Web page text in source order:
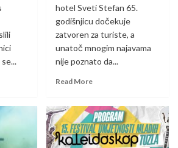
hotel Sveti Stefan 65.
godišnjicu dočekuje
zatvoren za turiste, a
unatoč mnogim najavama
nije poznato da...
Read More